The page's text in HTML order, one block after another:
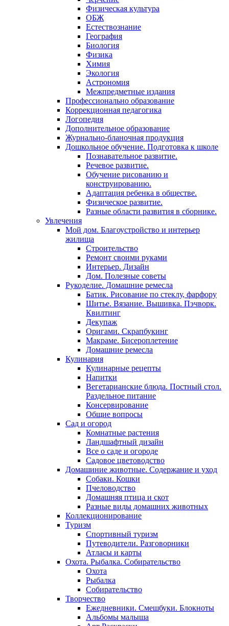
Физическая культура
ОБЖ
Естествознание
География
Биология
Физика
Химия
Экология
Астрономия
Межпредметные издания
Профессионально образование
Коррекционная педагогика
Логопедия
Дополнительное образование
Журнально-бланочная продукция
Дошкольное обучение. Подготовка к школе
Познавательное развитие.
Речевое развитие.
Обучение рисованию и
конструированию.
Адаптация ребенка в обществе.
Физическое развитие.
Разные области развития в сборнике.
Увлечения
Мой дом. Благоустройство и интерьер
жилища
Строительство
Ремонт своими руками
Интерьер. Дизайн
Дом. Полезные советы
Рукоделие. Домашние ремесла
Батик. Рисование по стеклу, фарфору
Шитье. Вязание. Вышивка. Пэчворк.
Квилтинг
Декупаж
Оригами. Скрапбукинг
Макраме. Бисероплетение
Домашние ремесла
Кулинария
Кулинарные рецепты
Напитки
Вегетарианские блюда. Постный стол.
Раздельное питание
Консервирование
Общие вопросы
Сад и огород
Комнатные растения
Ландшафтный дизайн
Все о саде и огороде
Садовое цветоводство
Домашиние животные. Содержание и уход
Собаки. Кошки
Пчеловодство
Домашняя птица и скот
Разные виды домашних животных
Коллекционирование
Туризм
Спортивный туризм
Путеводители. Разговорники
Атласы и карты
Охота. Рыбалка. Собирательство
Охота
Рыбалка
Собирательство
Творчество
Ежедневники. Смешбуки. Блокноты
Альбомы малыша